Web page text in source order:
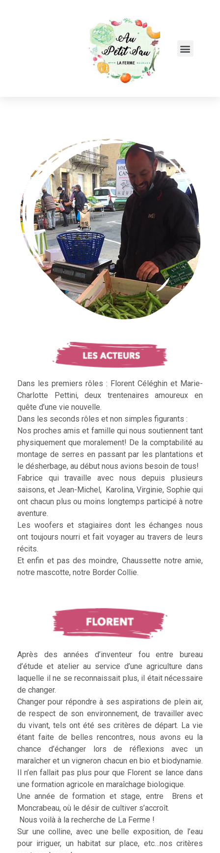
Dans les premiers rôles : Florent Céléghin et Marie-
Charlotte Pettini, deux trentenaires amoureux en
quête d’une vie nouvelle.
Dans les seconds rôles et non simples figurants :
Nos proches amis et famille qui nous soutiennent tant
physiquement que moralement! De la comptabilité au
montage de serres en passant par les plantations et
le désherbage, au début nous avions besoin de tous!
Fabrice qui travaille avec nous depuis plusieurs
saisons, et Jean-Michel, Karolina, Virginie, Sophie qui
ont chacun plus ou moins longtemps participé à notre
aventure.
Les woofers et stagiaires dont les échanges nous
ont toujours nourri et fait voyager au travers de leurs
récits.
Et enfin et pas des moindre, Chaussette notre amie,
notre mascotte, notre Border Collie.
Après des années d’inventeur fou entre bureau
d’étude et atelier au service d’une agriculture dans
laquelle il ne se reconnaissait plus, il était nécessaire
de changer.
Changer pour répondre à ses aspirations de plein air,
de respect de son environnement, de travailler avec
du vivant, tels ont été ses critères de départ. La vie
étant faite de belles rencontres, nous avons eu la
chance d’échanger lors de réflexions avec un
maraîcher et un vigneron chacun en bio et biodynamie.
Il n’en fallait pas plus pour que Florent se lance dans
une formation agricole en maraîchage biologique.
Une année de formation et stage, entre Brens et
Moncrabeau, où le désir de cultiver s’accroît.
Nous voilà à la recherche de La Ferme !
Sur une colline, avec une belle exposition, de l’eau
pour irriguer, un habitat sur place, etc…nos critères